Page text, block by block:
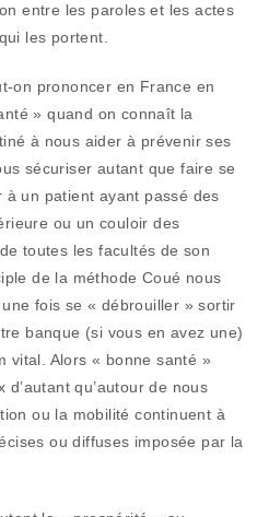
entre les paroles et les actes
les portent.
on prononcer en France en
» quand on connaît la
à nous aider à prévenir ses
sécuriser autant que faire se
à un patient ayant passé des
ou un couloir des
toutes les facultés de son
de la méthode Coué nous
fois se « débrouiller » sortir
banque (si vous en avez une)
vital. Alors « bonne santé »
qu’autour de nous
ou la mobilité continuent à
ou diffuses imposée par la